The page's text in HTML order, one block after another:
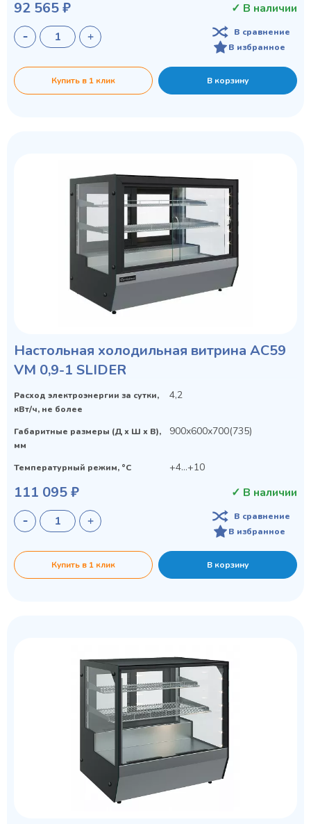
92 565 ₽ ✓ В наличии
В сравнение
В избранное
Купить в 1 клик В корзину
Настольная холодильная витрина AC59
VM 0,9-1 SLIDER
Расход электроэнергии за сутки,
кВт/ч, не более
4,2
Габаритные размеры (Д х Ш х В),
мм
900х600х700(735)
Температурный режим, °C +4...+10
111 095 ₽ ✓ В наличии
В сравнение
В избранное
Купить в 1 клик В корзину